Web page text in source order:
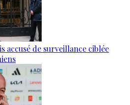
accusé de surveillance ciblée